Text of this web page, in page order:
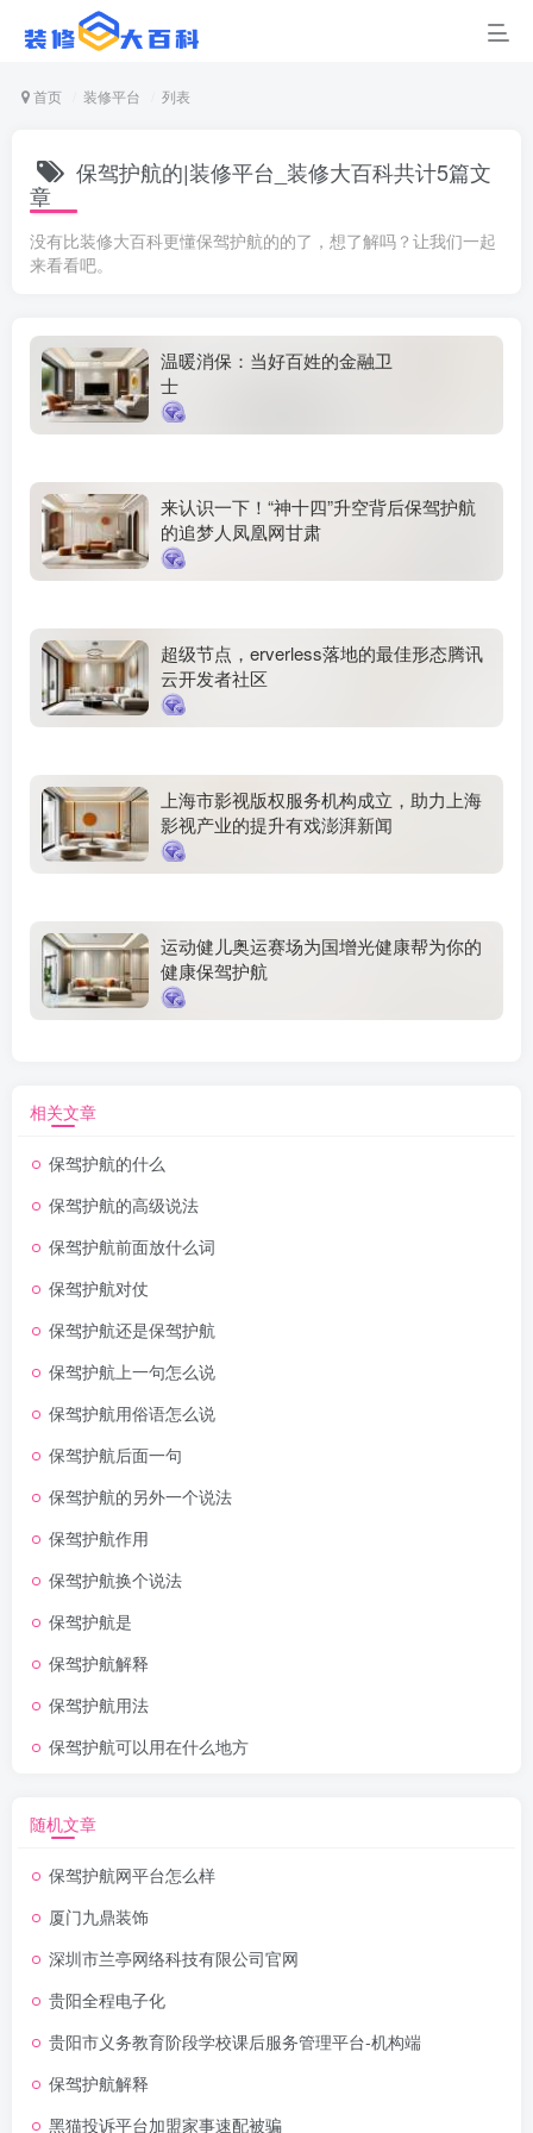
首页 装修平台 列表
保驾护航的|装修平台_装修大百科共计5篇文
章
没有比装修大百科更懂保驾护航的的了，想了解吗？让我们一起
来看看吧。
温暖消保：当好百姓的金融卫
士
来认识一下！“神十四”升空背后保驾护航
的追梦人凤凰网甘肃
超级节点，erverless落地的最佳形态腾讯
云开发者社区
上海市影视版权服务机构成立，助力上海
影视产业的提升有戏澎湃新闻
运动健儿奥运赛场为国增光健康帮为你的
健康保驾护航
相关文章
保驾护航的什么
保驾护航的高级说法
保驾护航前面放什么词
保驾护航对仗
保驾护航还是保驾护航
保驾护航上一句怎么说
保驾护航用俗语怎么说
保驾护航后面一句
保驾护航的另外一个说法
保驾护航作用
保驾护航换个说法
保驾护航是
保驾护航解释
保驾护航用法
保驾护航可以用在什么地方
随机文章
保驾护航网平台怎么样
厦门九鼎装饰
深圳市兰亭网络科技有限公司官网
贵阳全程电子化
贵阳市义务教育阶段学校课后服务管理平台-机构端
保驾护航解释
黑猫投诉平台加盟家事速配被骗